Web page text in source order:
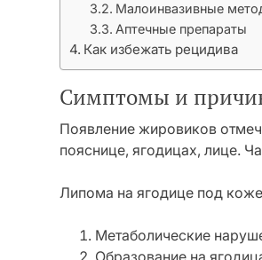
Малоинвазивные
Аптечные препараты
Как избежать рецидива
Симптомы и
Появление жировиков
пояснице, ягодицах, лице.
Липома на ягодице под
Метаболические
Образование на